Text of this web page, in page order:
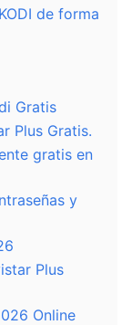
de forma
Gratis
Plus Gratis.
gratis en
y
Plus
Online